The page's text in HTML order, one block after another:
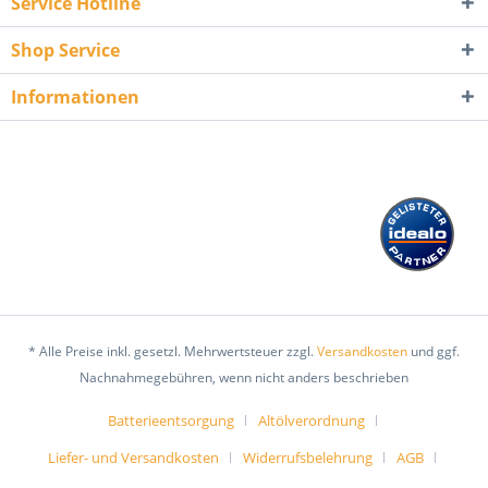
Shop Service
Informationen
* Alle Preise inkl. gesetzl. Mehrwertsteuer zzgl.Versandkosten und ggf.
Nachnahmegebühren, wenn nicht anders beschrieben
Batterieentsorgung
Altölverordnung
Liefer- und Versandkosten
Widerrufsbelehrung
AGB